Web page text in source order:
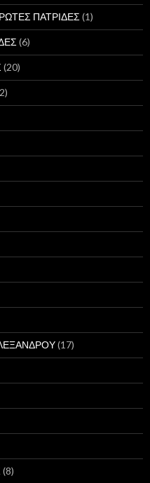
ΠΑΤΡΙΔΕΣ (1)
(6)
(20)
(17)
(8)